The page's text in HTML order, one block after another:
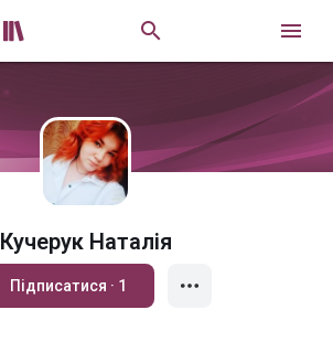
 
Кучерук Наталія
Підписатися · 1